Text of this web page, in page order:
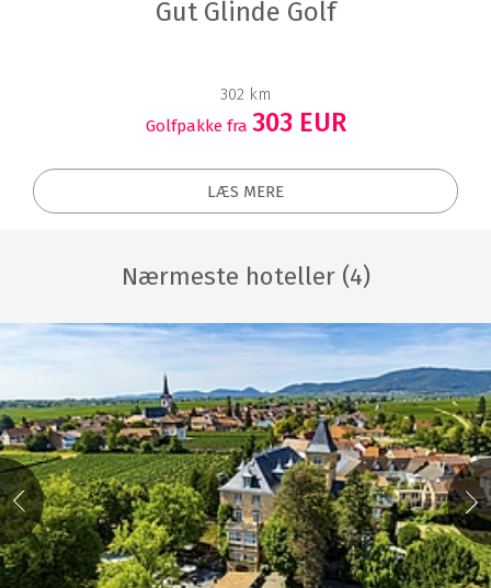
Gut Glinde Golf
302 km
Golfpakke fra 303 EUR
LÆS MERE
Nærmeste hoteller (4)